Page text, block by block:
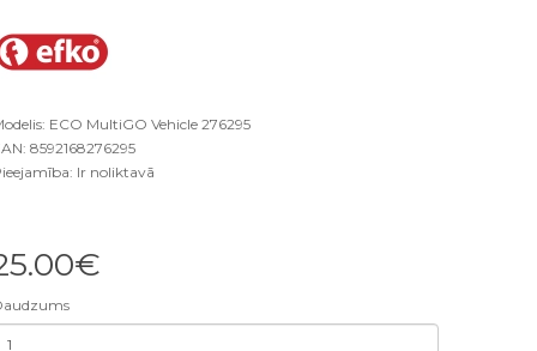
ECO MultiGO Vehicle 276295
8592168276295
Ir noliktavā